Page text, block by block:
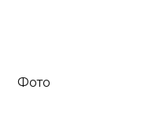
Фото